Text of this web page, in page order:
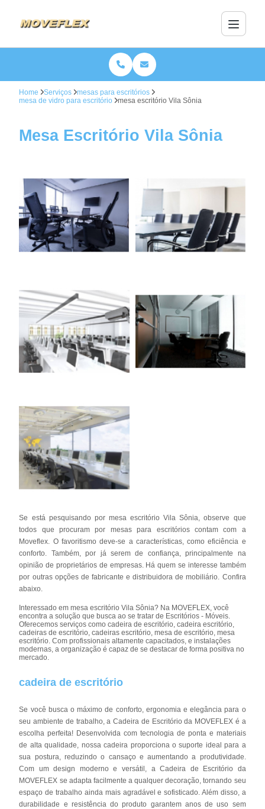
Home Serviços
mesas para escritórios
mesa de vidro para escritório
mesa escritório Vila Sônia
Mesa Escritório Vila Sônia
Se está pesquisando por mesa escritório Vila Sônia, observe que
todos que procuram por mesas para escritórios contam com a
Moveflex. O favoritismo deve-se a características, como eficiência e
conforto. Também, por já serem de confiança, principalmente na
opinião de proprietários de empresas. Há quem se interesse também
por outras opções de fabricante e distribuidora de mobiliário. Confira
abaixo.
Interessado em mesa escritório Vila Sônia? Na MOVEFLEX, você
encontra a solução que busca ao se tratar de Escritórios - Móveis.
Oferecemos serviços como cadeira de escritório, cadeira escritório,
cadeiras de escritório, cadeiras escritório, mesa de escritório, mesa
escritório. Com profissionais altamente capacitados, e instalações
modernas, a organização é capaz de se destacar de forma positiva no
mercado.
cadeira de escritório
Se você busca o máximo de conforto, ergonomia e elegância para o
seu ambiente de trabalho, a Cadeira de Escritório da MOVEFLEX é a
escolha perfeita! Desenvolvida com tecnologia de ponta e materiais
de alta qualidade, nossa cadeira proporciona o suporte ideal para a
sua postura, reduzindo o cansaço e aumentando a produtividade.
Com um design moderno e versátil, a Cadeira de Escritório da
MOVEFLEX se adapta facilmente a qualquer decoração, tornando seu
espaço de trabalho ainda mais agradável e sofisticado. Além disso, a
durabilidade e resistência do produto garantem anos de uso sem